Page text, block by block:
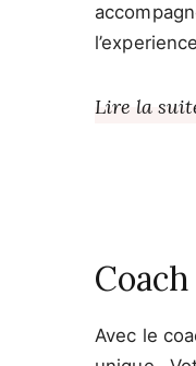
Lire la
Avec le